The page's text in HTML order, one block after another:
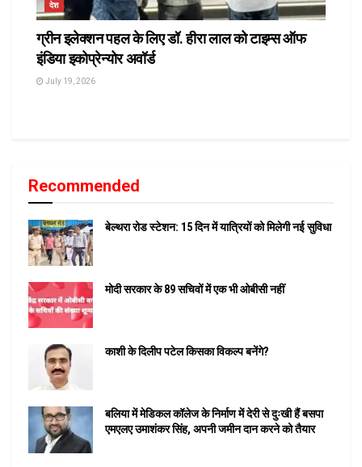
देश
ग्रीन इलेक्शन पहल के लिए डॉ. हीरा लाल को टाइम्स ऑफ
इंडिया इकोप्रेन्योर अवॉर्ड
July 19, 2026
Recommended
बेल्थरा रोड स्टेशन: 15 दिन में यात्रियों को मिलेगी नई सुविधा
मोदी सरकार के 89 सचिवों में एक भी ओबीसी नहीं
काशी के दिलीप पटेल किसका विकल्प बनेंगे?
बलिया में मेडिकल कॉलेज के निर्माण में देरी से दुःखी हैं बसपा
एमएलए उमाशंकर सिंह, अपनी जमीन दान करने को तैयार